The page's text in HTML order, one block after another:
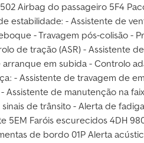
Airbag do passageiro 5F4
estabilidade: - Assistente de
- Travagem pós-colisão -
de tração (ASR) - Assistente
arranque em subida - Controlo
- Assistente de travagem de
Assistente de manutenção na
de trânsito - Alerta de
5EM Faróis escurecidos 4DH
de bordo 01P Alerta